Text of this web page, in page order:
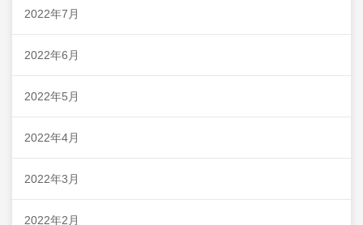
2022年7月
2022年6月
2022年5月
2022年4月
2022年3月
2022年2月